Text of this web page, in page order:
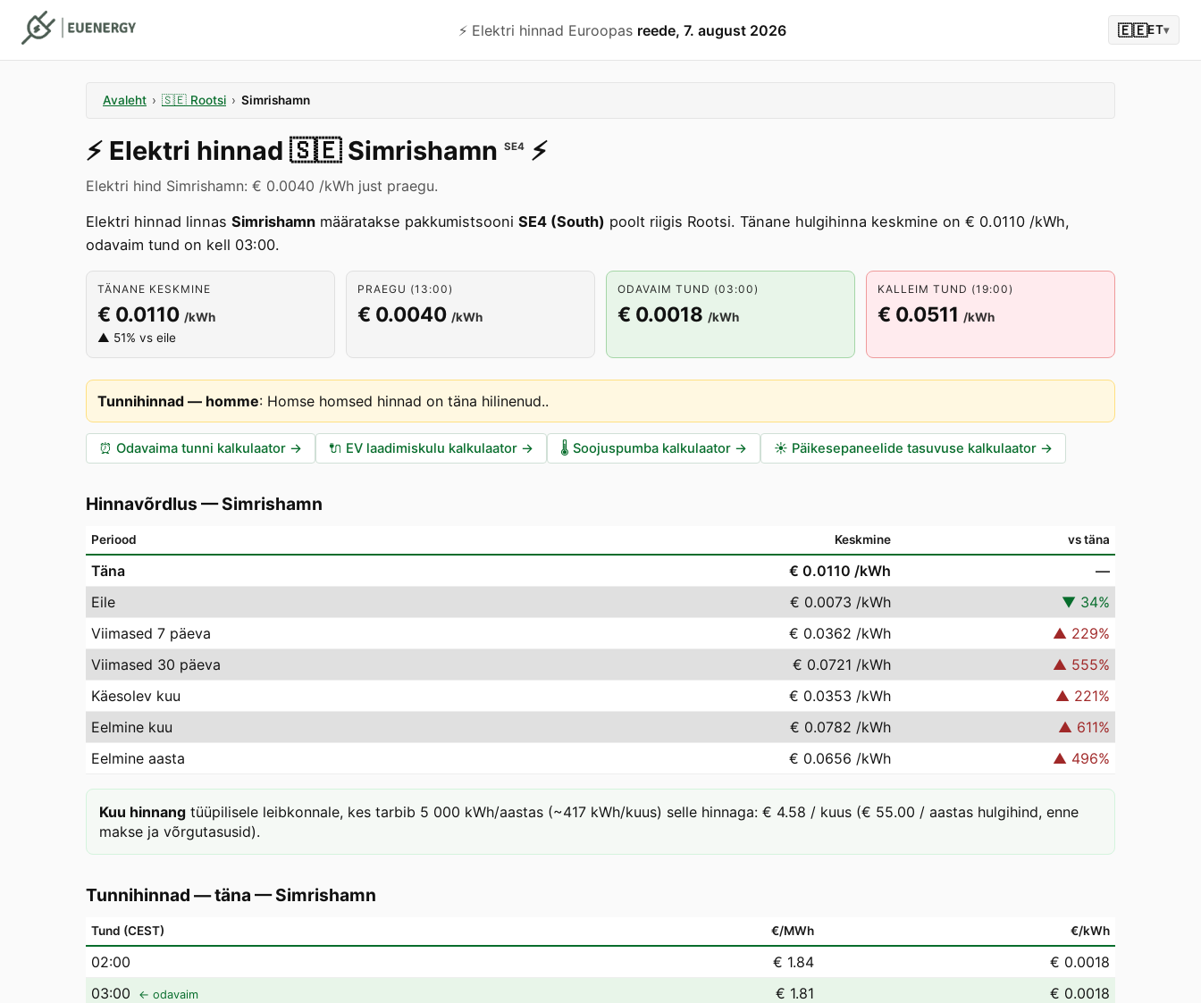
⚡️ Elektri hinnad Euroopas reede, 7. august 2026 🇪🇪ET▾
Avaleht › 🇸🇪 Rootsi › Simrishamn
⚡️ Elektri hinnad 🇸🇪 Simrishamn SE4 ⚡️
Elektri hind Simrishamn: € 0.0040 /kWh just praegu.
Elektri hinnad linnas Simrishamn määratakse pakkumistsooni SE4 (South) poolt riigis Rootsi. Tänane hulgihinna keskmine on € 0.0110 /kWh,
odavaim tund on kell 03:00.
TÄNANE KESKMINE
€ 0.0110 /kWh
▲ 51% vs eile
PRAEGU (13:00)
€ 0.0040 /kWh
ODAVAIM TUND (03:00)
€ 0.0018 /kWh
KALLEIM TUND (19:00)
€ 0.0511 /kWh
Tunnihinnad — homme: Homse homsed hinnad on täna hilinenud..
⏰ Odavaima tunni kalkulaator → 🔌 EV laadimiskulu kalkulaator → 🌡️ Soojuspumba kalkulaator → ☀️ Päikesepaneelide tasuvuse kalkulaator →
Hinnavõrdlus —Simrishamn
Periood Keskmine vs täna
Täna € 0.0110 /kWh
—
Eile
€ 0.0073 /kWh ▼ 34%
Viimased 7 päeva
€ 0.0362 /kWh ▲ 229%
Viimased 30 päeva
€ 0.0721 /kWh ▲ 555%
Käesolev kuu
€ 0.0353 /kWh ▲ 221%
Eelmine kuu
€ 0.0782 /kWh ▲ 611%
Eelmine aasta
€ 0.0656 /kWh ▲ 496%
Kuu hinnang tüüpilisele leibkonnale, kes tarbib 5 000 kWh/aastas (~417 kWh/kuus) selle hinnaga: € 4.58 / kuus (€ 55.00 / aastas hulgihind, enne
makse ja võrgutasusid).
Tunnihinnad — täna —Simrishamn
Tund (CEST) €/MWh €/kWh
02:00 € 1.84
€ 0.0018
03:00 ← odavaim € 1.81
€ 0.0018